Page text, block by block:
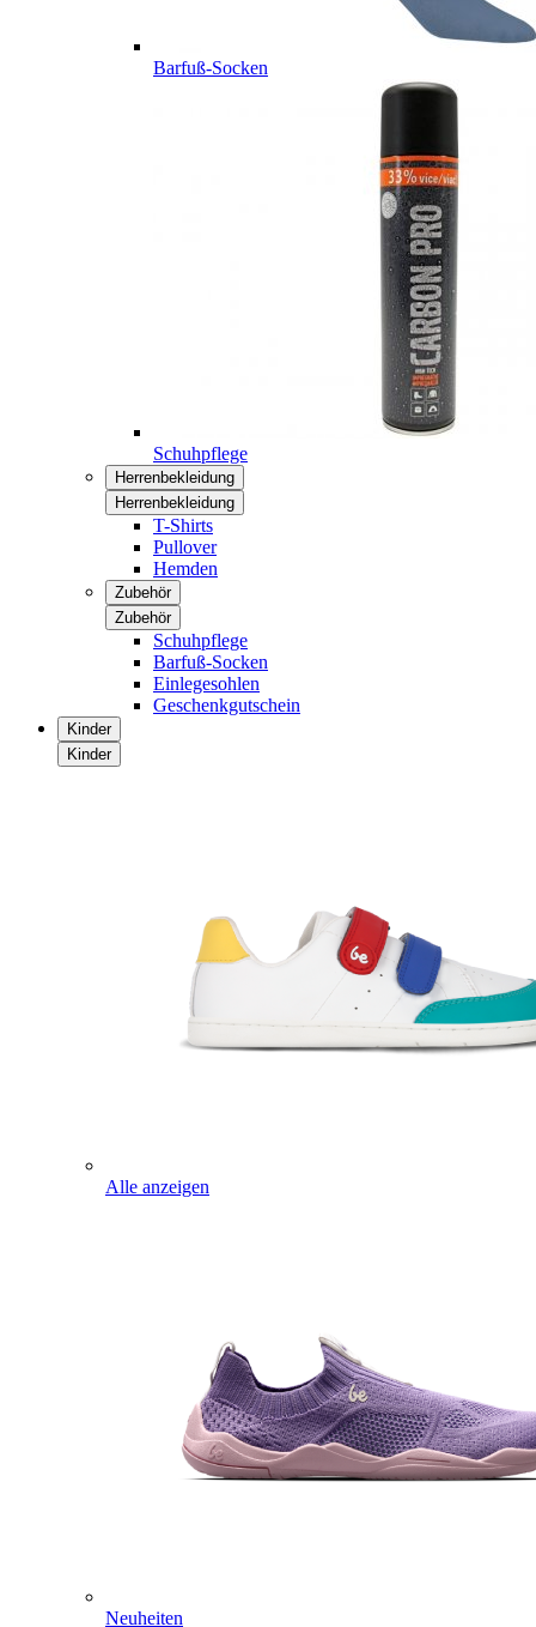
Barfuß-Socken
Schuhpflege
Herrenbekleidung
Herrenbekleidung
T-Shirts
Pullover
Hemden
Zubehör
Zubehör
Schuhpflege
Barfuß-Socken
Einlegesohlen
Geschenkgutschein
Kinder
Kinder
Alle anzeigen
Neuheiten